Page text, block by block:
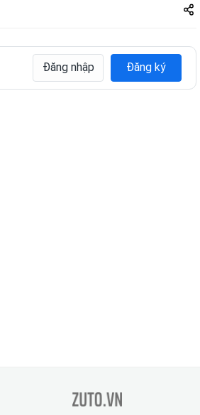
Share
zuto.vn
Đăng nhập Đăng ký
zuto.vn